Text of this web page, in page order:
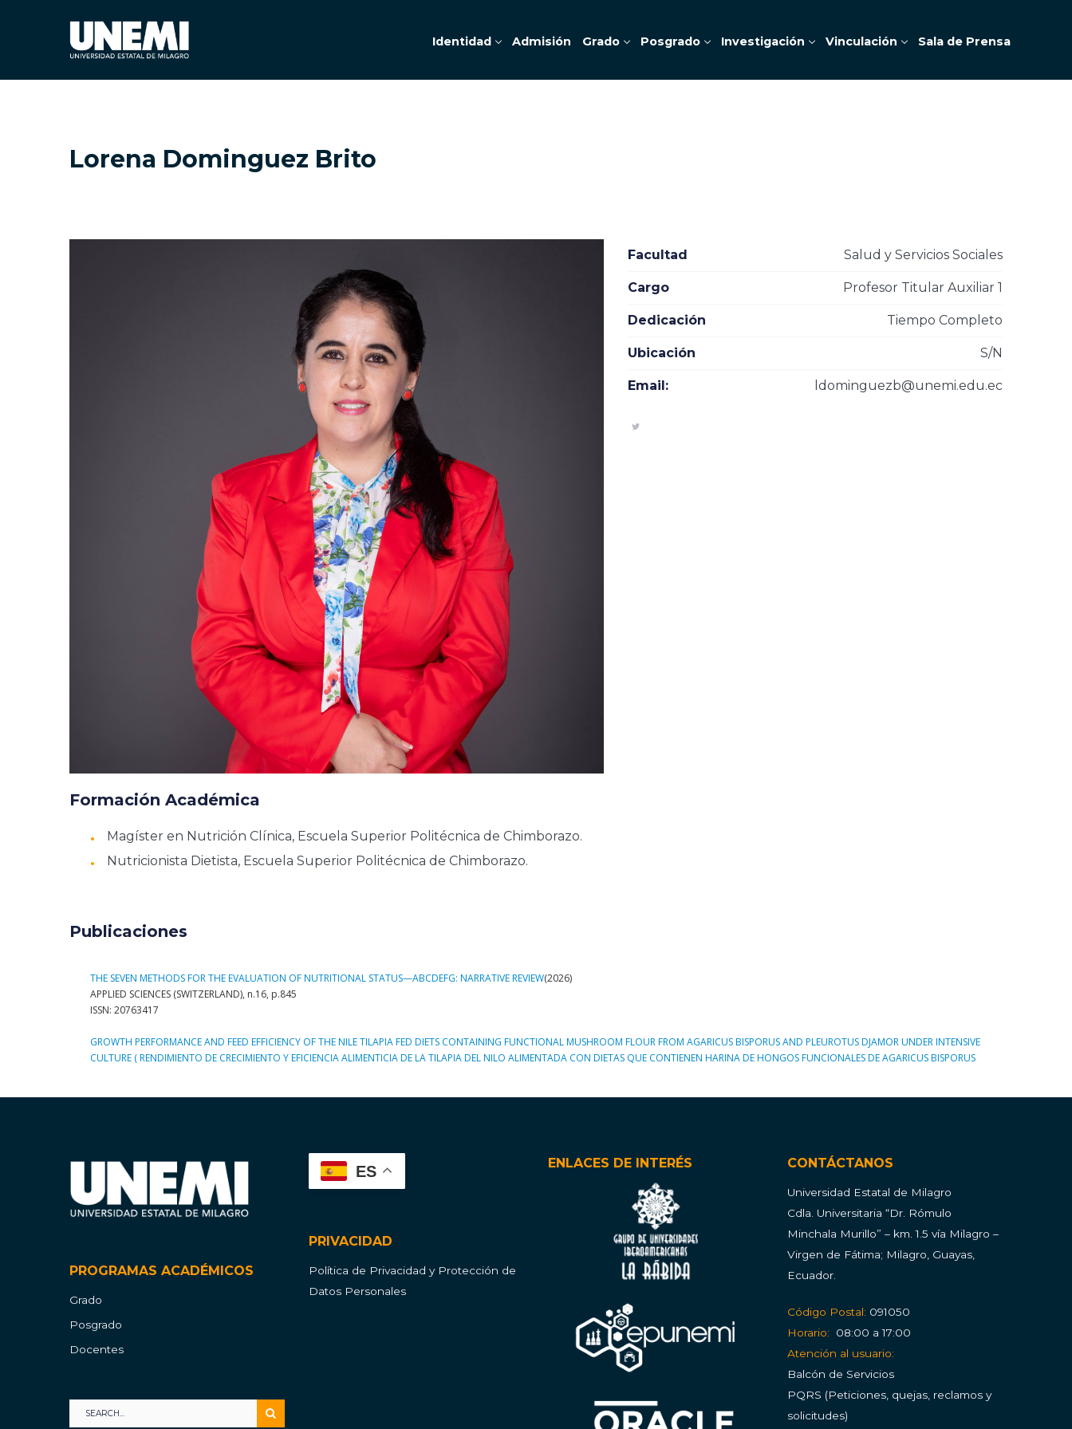
Identidad Admisión Grado Posgrado Investigación Vinculación Sala de Prensa
Lorena Dominguez Brito
Facultad Salud y Servicios Sociales
Cargo Profesor Titular Auxiliar 1
Dedicación Tiempo Completo
Ubicación S/N
Email: ldominguezb@unemi.edu.ec
Formación Académica
Magíster en Nutrición Clínica, Escuela Superior Politécnica de Chimborazo.
Nutricionista Dietista, Escuela Superior Politécnica de Chimborazo.
Publicaciones
PROGRAMAS ACADÉMICOS
Grado
Posgrado
Docentes
ES
PRIVACIDAD
Política de Privacidad y Protección de
Datos Personales
ENLACES DE INTERÉS CONTÁCTANOS
Universidad Estatal de Milagro
Cdla. Universitaria “Dr. Rómulo
Minchala Murillo” – km. 1.5 vía Milagro –
Virgen de Fátima; Milagro, Guayas,
Ecuador.
Código Postal: 091050
Horario:
08:00 a 17:00
Atención al usuario:
Balcón de Servicios
PQRS (Peticiones, quejas, reclamos y
solicitudes)